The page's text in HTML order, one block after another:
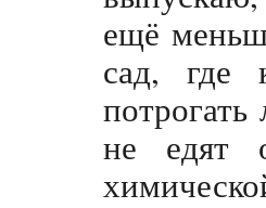
ещё
сад, где
не едят